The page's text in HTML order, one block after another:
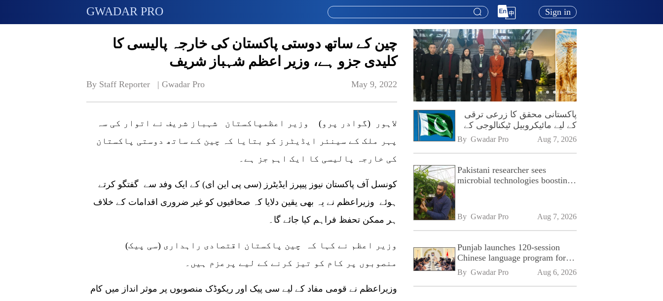
GWADAR PRO Sign in
چین کے ساتھ دوستی پاکستان کی خارجہ پالیسی کا
کلیدی جزو ہے، وزیر اعظم شہباز شریف
By Staff Reporter   | Gwadar Pro May 9, 2022
لاہور (گوادر پرو) وزیر اعظمپاکستان شہباز شریف نے اتوار کی سہ
پہر ملک کے سینئر ایڈیٹرز کو بتایا کہ چین کے ساتھ دوستی پاکستان
کی خارجہ پالیسی کا ایک اہم جز ہے۔
کونسل آف پاکستان نیوز پیپرز ایڈیٹرز (سی پی این ای) کے ایک وفد سے گفتگو کرتے
ہوئے وزیراعظم نے یہ بھی یقین دلایا کہ صحافیوں کو غیر ضروری اقدامات کے خلاف
ہر ممکن تحفظ فراہم کیا جائے گا۔
وزیر اعظم نے کہا کہ چین پاکستان اقتصادی راہداری (سی پیک)
منصوبوں پر کام کو تیز کرنے کے لیے پرعزم ہیں۔
وزیراعظم نے قومی مفاد کے لیے سی پیک اور ریکوڈک منصوبوں پر موثر انداز میں کام
پاکستانی محقق کا زرعی ترقی
کے لیے مائیکروبیل ٹیکنالوجی کے
فروغ پر زور
By Gwadar Pro Aug 7, 2026
Pakistani researcher sees
microbial technologies boosting
By Gwadar Pro Aug 7, 2026
Punjab launches 120-session
Chinese language program for
SPU
By Gwadar Pro Aug 6, 2026